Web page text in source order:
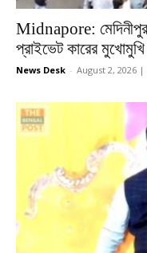
Midnapore:
প্রাইভেট কারের
News Desk - August 2, 2026 |